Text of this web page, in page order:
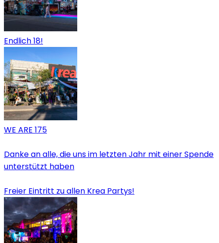
Endlich 18!
WE ARE 175
Danke an alle, die uns im letzten Jahr mit einer Spende
unterstützt haben
Freier Eintritt zu allen Krea Partys!